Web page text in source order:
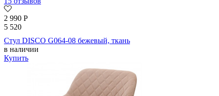
2 990 Р
5 520
Стул DISCO G064-08 бежевый, ткань
в наличии
Купить